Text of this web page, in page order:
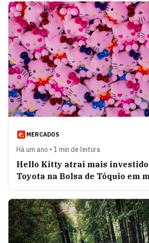
MERCADOS
Há um ano • 1 min de leitura
Hello Kitty atrai mais
Toyota na Bolsa de Tóquio em